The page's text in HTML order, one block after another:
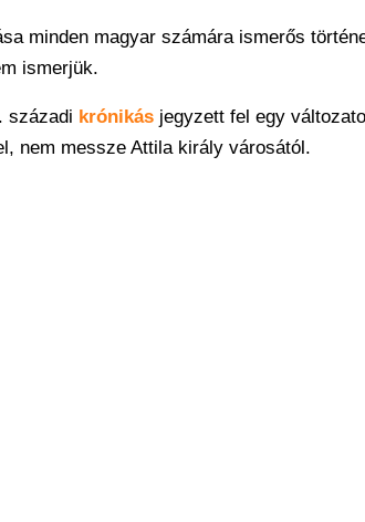
minden magyar számára ismerős
ismerjük.
századi krónikás jegyzett fel egy
nem messze Attila király városától.